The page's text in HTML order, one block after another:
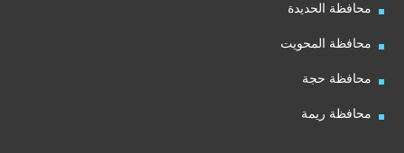
محافظة الحديدة
محافظة المحويت
محافظة حجة
محافظة ريمة